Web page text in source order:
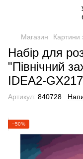
Магазин Картини
Набір для
"Північний
IDEA2-
Артикул: 840728
−50%